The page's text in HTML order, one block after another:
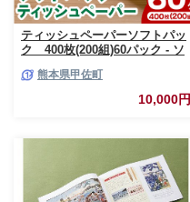
ティッシュペーパーソフトパッ
ク 400枚(200組)60パック - ソ
ー 生活用品 雑貨 日用品 必需品
紙 常備品 まとめ買い 備蓄 防災
ストック 熊本県 甲佐町【ZC】
熊本県甲佐町
10,000円